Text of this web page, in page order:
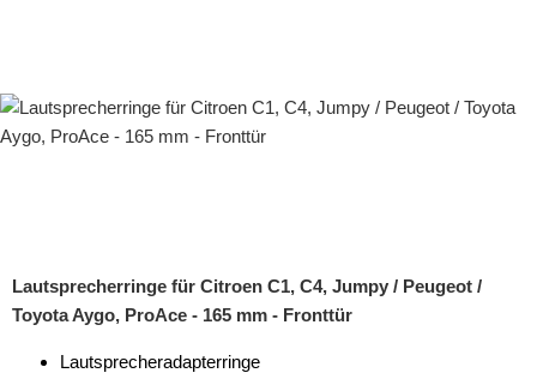
Lautsprecherringe für Citroen C1, C4, Jumpy / Peugeot /
Toyota Aygo, ProAce - 165 mm - Fronttür
Lautsprecheradapterringe